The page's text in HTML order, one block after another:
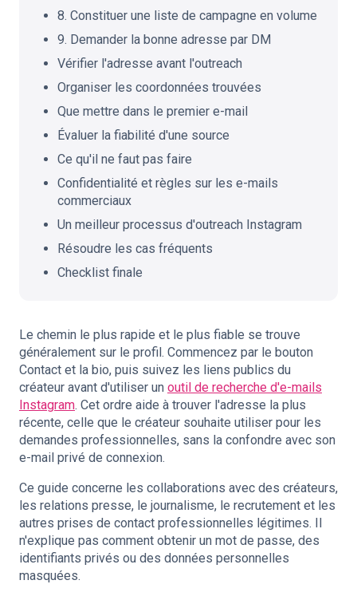
8. Constituer une liste de campagne en volume
9. Demander la bonne adresse par DM
Vérifier l'adresse avant l'outreach
Organiser les coordonnées trouvées
Que mettre dans le premier e-mail
Évaluer la fiabilité d'une source
Ce qu'il ne faut pas faire
Confidentialité et règles sur les e-mails
commerciaux
Un meilleur processus d'outreach Instagram
Résoudre les cas fréquents
Checklist finale
Le chemin le plus rapide et le plus fiable se trouve
généralement sur le profil. Commencez par le bouton
Contact et la bio, puis suivez les liens publics du
créateur avant d'utiliser un outil de recherche d'e-mails
Instagram. Cet ordre aide à trouver l'adresse la plus
récente, celle que le créateur souhaite utiliser pour les
demandes professionnelles, sans la confondre avec son
e-mail privé de connexion.
Ce guide concerne les collaborations avec des créateurs,
les relations presse, le journalisme, le recrutement et les
autres prises de contact professionnelles légitimes. Il
n'explique pas comment obtenir un mot de passe, des
identifiants privés ou des données personnelles
masquées.